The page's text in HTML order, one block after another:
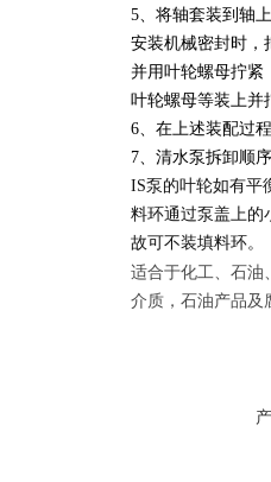
5、将轴套装到轴
安装机械密封时，
并用叶轮螺母拧紧
叶轮螺母等装上并
6、在上述装配过
7、清水泵拆卸顺
IS泵的叶轮如有平
料环通过泵盖上的
故可不装填料环。
适合于化工、石油
介质，石油产品及